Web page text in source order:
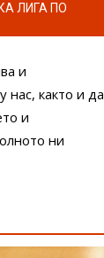
ЛИГА ПО
и
нас, както и да
и
ни